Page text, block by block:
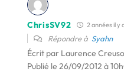
ChrisSV92 2 années il y
Répondre à Syahn
Écrit par Laurence
Publié le 26/09/2012 à